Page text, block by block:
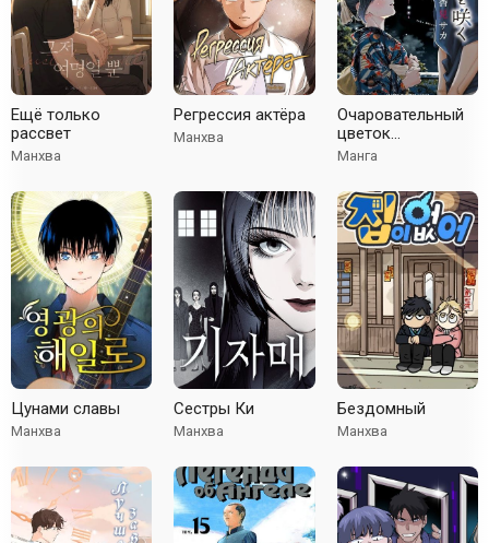
Ещё только
рассвет
Манхва
Регрессия актёра
Манхва
Очаровательный
цветок
расцветает с
Манга
Цунами славы
Манхва
Сестры Ки
Манхва
Бездомный
Манхва